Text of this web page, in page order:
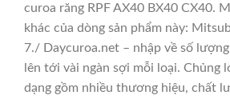
curoa răng RPF AX40 BX40 CX40.
khác của dòng sản phẩm này:
7./ Daycuroa.net – nhập về số
lên tới vài ngàn sợi mỗi loại. Chủng
dạng gồm nhiều thương hiệu, chất